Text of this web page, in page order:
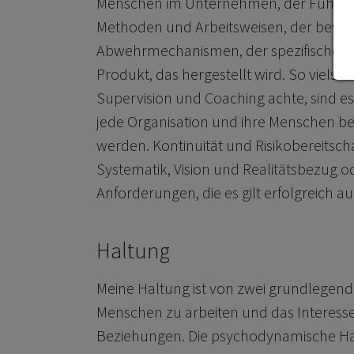
Methoden und Arbeitsweisen, der
Abwehrmechanismen, der
Produkt, das hergestellt wird. So
Supervision und Coaching achte, sind
jede Organisation und ihre Menschen
werden. Kontinuität und
Systematik, Vision und Realitätsbezug
Anforderungen, die es gilt erfolgreich
Haltung
Meine Haltung ist von zwei
Menschen zu arbeiten und das
Beziehungen. Die psychodynamische